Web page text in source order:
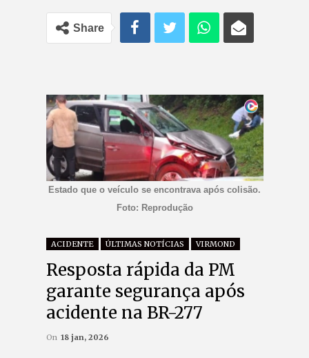
Share
Estado que o veículo se encontrava após colisão.
Foto: Reprodução
ACIDENTE ÚLTIMAS NOTÍCIAS VIRMOND
Resposta rápida da PM
garante segurança após
acidente na BR-277
On 18 jan, 2026